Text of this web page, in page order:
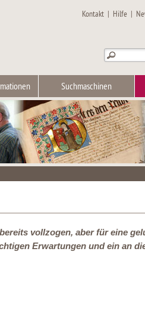
Kontakt | Hilfe |
Suchmaschinen
vollzogen, aber für eine
Erwartungen und ein an